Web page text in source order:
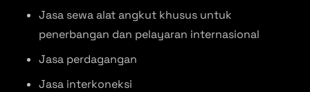
Jasa sewa alat angkut khusus untuk
penerbangan dan pelayaran internasional
Jasa perdagangan
Jasa interkoneksi